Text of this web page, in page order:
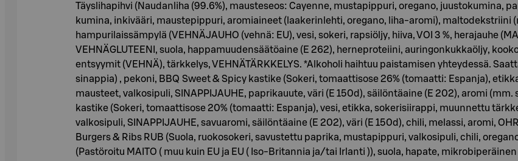
Täyslihapihvi (Naudanliha (99.6%), mausteseos: Cayenne, mustapippuri, oregano, juustokumina,
kumina, inkivääri, maustepippuri, aromiaineet (laakerinlehti, oregano, liha-aromi), maltodekstriini
hampurilaissämpylä (VEHNÄJAUHO (vehnä: EU), vesi, sokeri, rapsiöljy, hiiva, VOI 3 %, herajauhe
VEHNÄGLUTEENI, suola, happamuudensäätöaine (E 262), herneproteiini, auringonkukkaöljy,
entsyymit (VEHNÄ), tärkkelys, VEHNÄTÄRKKELYS. *Alkoholi haihtuu paistamisen yhteydessä.
sinappia) , pekoni, BBQ Sweet & Spicy kastike (Sokeri, tomaattisose 26% (tomaatti: Espanja),
mausteet, valkosipuli, SINAPPIJAUHE, paprikauute, väri (E 150d), säilöntäaine (E 202), aromi
kastike (Sokeri, tomaattisose 20% (tomaatti: Espanja), vesi, etikka, sokerisiirappi, muunnettu
valkosipuli, SINAPPIJAUHE, savuaromi, säilöntäaine (E 202), väri (E 150d), chili, melassi, aromi,
Burgers & Ribs RUB (Suola, ruokosokeri, savustettu paprika, mustapippuri, valkosipuli, chili,
(Pastöroitu MAITO ( muu kuin EU ja EU ( Iso-Britannia ja/tai Irlanti )), suola, hapate,